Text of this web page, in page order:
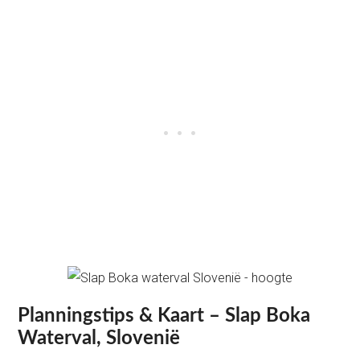
Planningstips & Kaart – Slap Boka
Waterval, Slovenië